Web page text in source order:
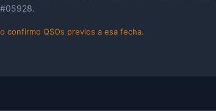
confirmo QSOs previos a esa fecha.